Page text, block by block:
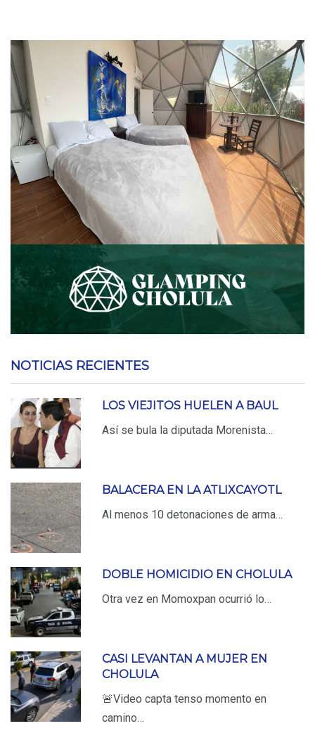
NOTICIAS RECIENTES
LOS VIEJITOS HUELEN A BAUL
Así se bula la diputada Morenista…
BALACERA EN LA ATLIXCAYOTL
Al menos 10 detonaciones de arma…
DOBLE HOMICIDIO EN CHOLULA
Otra vez en Momoxpan ocurrió lo…
CASI LEVANTAN A MUJER EN
CHOLULA
🚨Video capta tenso momento en
camino…